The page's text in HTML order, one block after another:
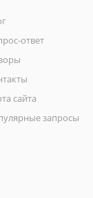
ответ
сайта
запросы